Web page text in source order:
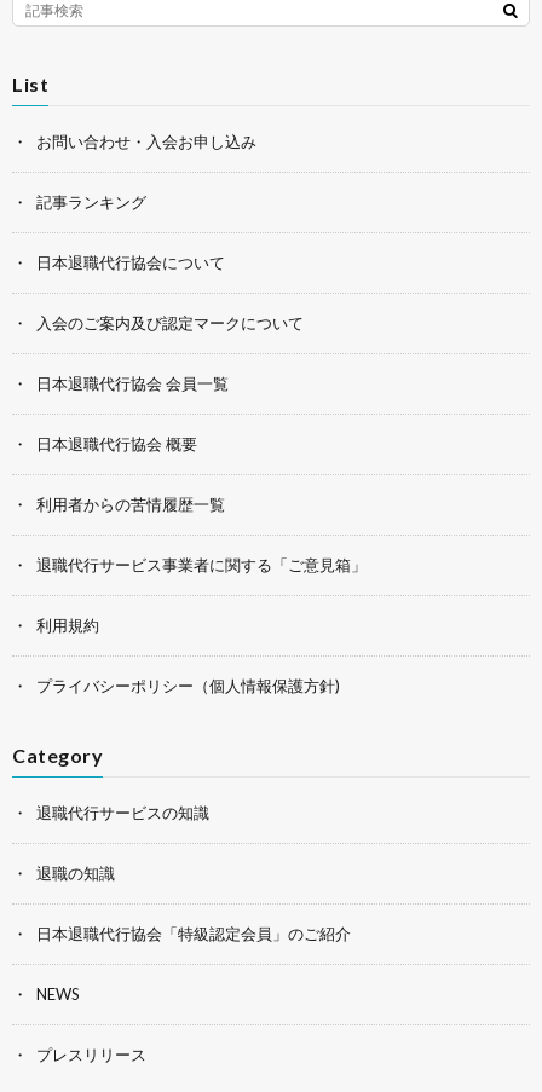
List
お問い合わせ・入会お申し込み
記事ランキング
日本退職代行協会について
入会のご案内及び認定マークについて
日本退職代行協会 会員一覧
日本退職代行協会 概要
利用者からの苦情履歴一覧
退職代行サービス事業者に関する「ご意見箱」
利用規約
プライバシーポリシー（個人情報保護方針)
Category
退職代行サービスの知識
退職の知識
日本退職代行協会「特級認定会員」のご紹介
NEWS
プレスリリース